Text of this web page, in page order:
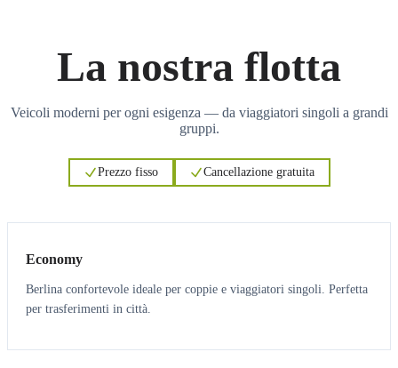
La nostra flotta
Veicoli moderni per ogni esigenza — da viaggiatori singoli a grandi
gruppi.
Prezzo fisso Cancellazione gratuita
Economy
Berlina confortevole ideale per coppie e viaggiatori singoli. Perfetta
per trasferimenti in città.
3 3